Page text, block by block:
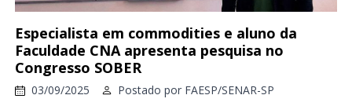
Especialista em commodities e aluno da
Faculdade CNA apresenta pesquisa no
Congresso SOBER
03/09/2025 Postado por FAESP/SENAR-SP